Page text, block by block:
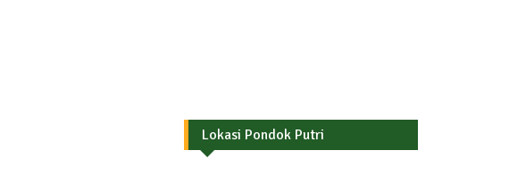
Lokasi Pondok Putri